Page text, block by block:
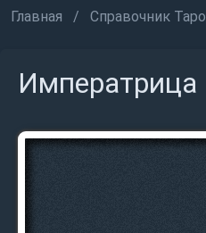
Главная Справочник Таро
Императрица